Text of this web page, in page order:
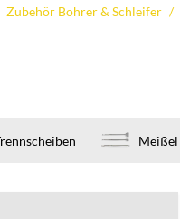
Zubehör Bohrer & Schleifer